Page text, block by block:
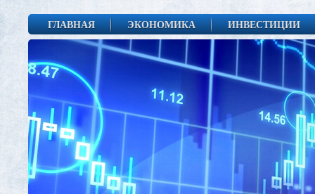
ГЛАВНАЯ ЭКОНОМИКА ИНВЕСТИЦИИ